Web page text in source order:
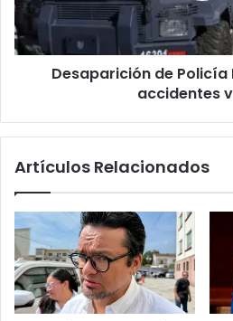
Desaparición de
accidentes
Artículos Relacionados